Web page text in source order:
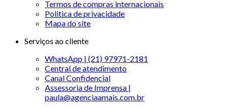
Termos de compras internacionais
Politica de privacidade
Mapa do site
Serviços ao cliente
WhatsApp | (21) 97971-2181
Central de atendimento
Canal Confidencial
Assessoria de Imprensa |
paula@agenciaamais.com.br